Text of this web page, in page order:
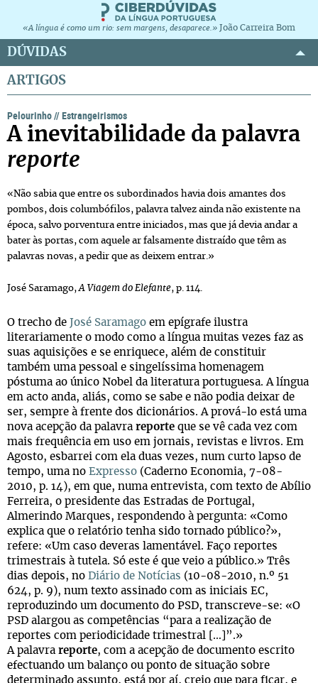
«A língua é como um rio: sem margens, desaparece.» João Carreira Bom
DÚVIDAS
ARTIGOS
Pelourinho//Estrangeirismos
A inevitabilidade da palavra
reporte
«Não sabia que entre os subordinados havia dois amantes dos
pombos, dois columbófilos, palavra talvez ainda não existente na
época, salvo porventura entre iniciados, mas que já devia andar a
bater às portas, com aquele ar falsamente distraído que têm as
palavras novas, a pedir que as deixem entrar.»
José Saramago,A Viagem do Elefante, p. 114.
O trecho de José Saramago em epígrafe ilustra
literariamente o modo como a língua muitas vezes faz as
suas aquisições e se enriquece, além de constituir
também uma pessoal e singelíssima homenagem
póstuma ao único Nobel da literatura portuguesa. A língua
em acto anda, aliás, como se sabe e não podia deixar de
ser, sempre à frente dos dicionários. A prová-lo está uma
nova acepção da palavra reporte que se vê cada vez com
mais frequência em uso em jornais, revistas e livros. Em
Agosto, esbarrei com ela duas vezes, num curto lapso de
tempo, uma no Expresso (Caderno Economia, 7-08-
2010, p. 14), em que, numa entrevista, com texto de Abílio
Ferreira, o presidente das Estradas de Portugal,
Almerindo Marques, respondendo à pergunta: «Como
explica que o relatório tenha sido tornado público?»,
refere: «Um caso deveras lamentável. Faço reportes
trimestrais à tutela. Só este é que veio a público.» Três
dias depois, no Diário de Notícias (10-08-2010, n.º 51
624, p. 9), num texto assinado com as iniciais EC,
reproduzindo um documento do PSD, transcreve-se: «O
PSD alargou as competências “para a realização de
reportes com periodicidade trimestral […]”.»
A palavra reporte, com a acepção de documento escrito
efectuando um balanço ou ponto de situação sobre
determinado assunto, está por aí, creio que para ficar, e